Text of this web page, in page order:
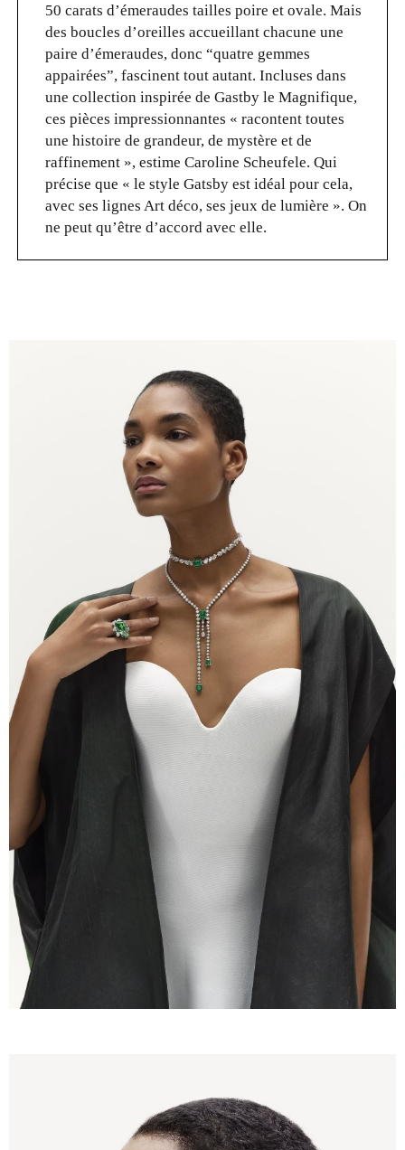
50 carats d’émeraudes tailles poire et ovale. Mais
des boucles d’oreilles accueillant chacune une
paire d’émeraudes, donc “quatre gemmes
appairées”, fascinent tout autant. Incluses dans
une collection inspirée de Gastby le Magnifique,
ces pièces impressionnantes « racontent toutes
une histoire de grandeur, de mystère et de
raffinement », estime Caroline Scheufele. Qui
précise que « le style Gatsby est idéal pour cela,
avec ses lignes Art déco, ses jeux de lumière ». On
ne peut qu’être d’accord avec elle.